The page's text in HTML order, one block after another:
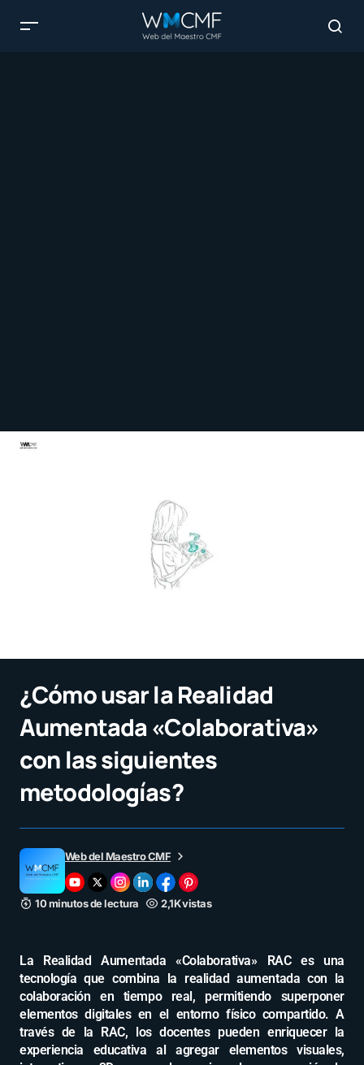
¿Cómo usar la Realidad
Aumentada «Colaborativa»
con las siguientes
metodologías?
Web del Maestro CMF
10 minutos de lectura 2,1K vistas
La Realidad Aumentada «Colaborativa» RAC es una
tecnología que combina la realidad aumentada con la
colaboración en tiempo real, permitiendo superponer
elementos digitales en el entorno físico compartido. A
través de la RAC, los docentes pueden enriquecer la
experiencia educativa al agregar elementos visuales,